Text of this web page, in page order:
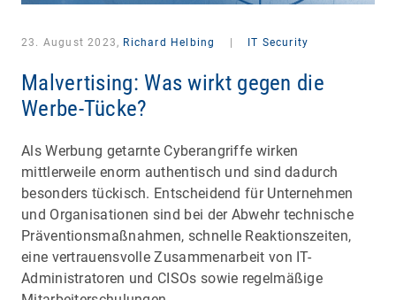
23. August 2023, Richard Helbing IT Security
Malvertising: Was wirkt gegen die
Werbe-Tücke?
Als Werbung getarnte Cyberangriffe wirken
mittlerweile enorm authentisch und sind dadurch
besonders tückisch. Entscheidend für Unternehmen
und Organisationen sind bei der Abwehr technische
Präventionsmaßnahmen, schnelle Reaktionszeiten,
eine vertrauensvolle Zusammenarbeit von IT-
Administratoren und CISOs sowie regelmäßige